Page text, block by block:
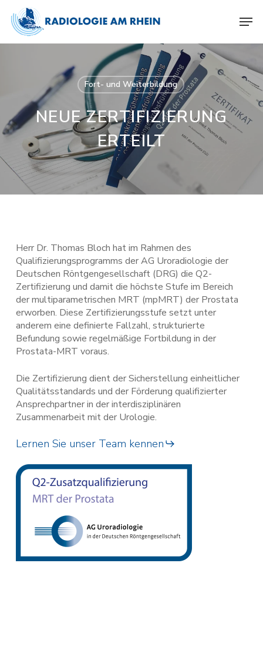
main
content
Fort- und Weiterbildung
NEUE ZERTIFIZIERUNG
ERTEILT
Herr Dr. Thomas Bloch hat im Rahmen des
Qualifizierungsprogramms der AG Uroradiologie der
Deutschen Röntgengesellschaft (DRG) die Q2-
Zertifizierung und damit die höchste Stufe im Bereich
der multiparametrischen MRT (mpMRT) der Prostata
erworben. Diese Zertifizierungsstufe setzt unter
anderem eine definierte Fallzahl, strukturierte
Befundung sowie regelmäßige Fortbildung in der
Prostata-MRT voraus.
Die Zertifizierung dient der Sicherstellung einheitlicher
Qualitätsstandards und der Förderung qualifizierter
Ansprechpartner in der interdisziplinären
Zusammenarbeit mit der Urologie.
Lernen Sie unser Team kennen